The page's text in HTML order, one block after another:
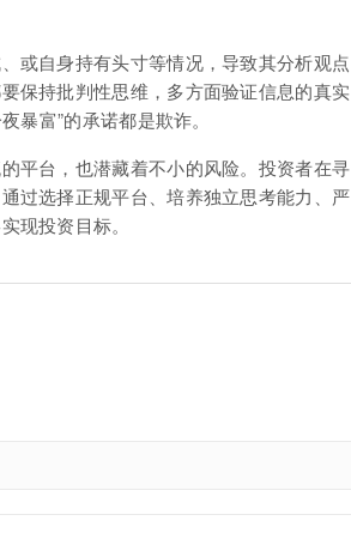
或自身持有头寸等情况，导致其分析观点
保持批判性思维，多方面验证信息的真实
暴富”的承诺都是欺诈。
平台，也潜藏着不小的风险。投资者在寻
过选择正规平台、培养独立思考能力、严
现投资目标。